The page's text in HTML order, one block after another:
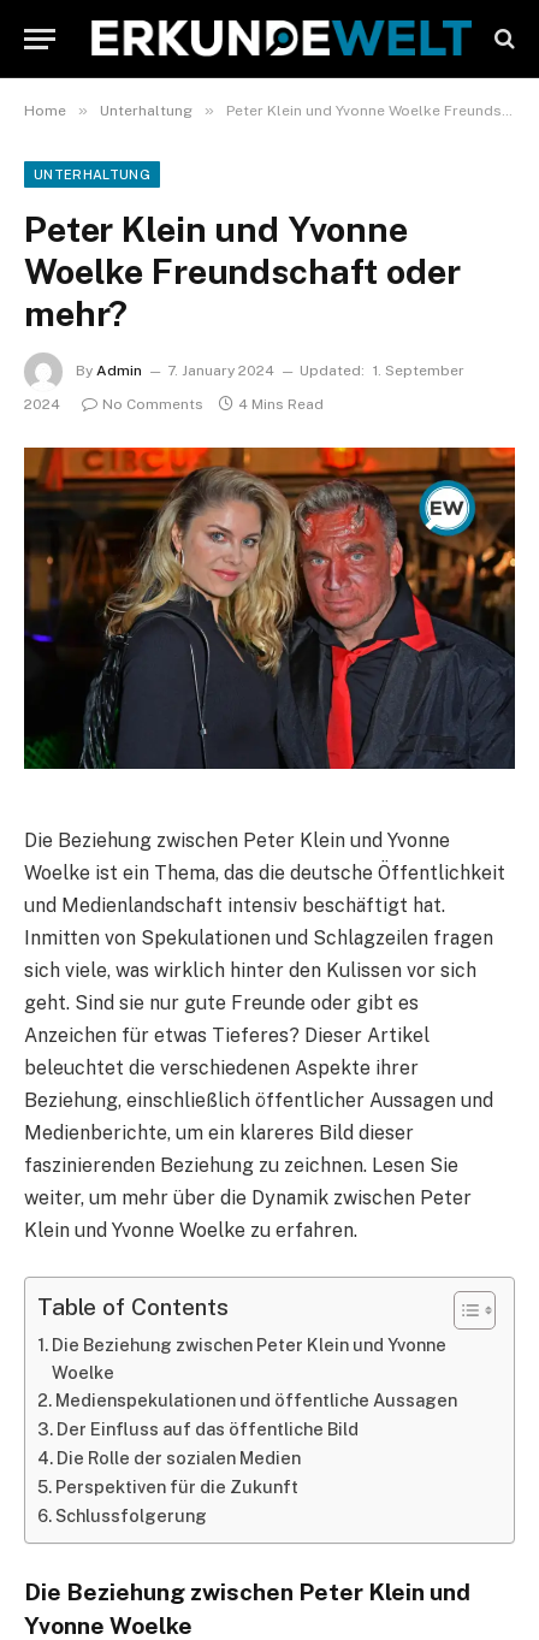
Home » Unterhaltung » Peter Klein und Yvonne Woelke Freundschaft oder mehr?
UNTERHALTUNG
Peter Klein und Yvonne
Woelke Freundschaft oder
mehr?
By Admin 7. January 2024 Updated: 1. September
2024
No Comments 4 Mins Read
Die Beziehung zwischen Peter Klein und Yvonne
Woelke ist ein Thema, das die deutsche Öffentlichkeit
und Medienlandschaft intensiv beschäftigt hat.
Inmitten von Spekulationen und Schlagzeilen fragen
sich viele, was wirklich hinter den Kulissen vor sich
geht. Sind sie nur gute Freunde oder gibt es
Anzeichen für etwas Tieferes? Dieser Artikel
beleuchtet die verschiedenen Aspekte ihrer
Beziehung, einschließlich öffentlicher Aussagen und
Medienberichte, um ein klareres Bild dieser
faszinierenden Beziehung zu zeichnen. Lesen Sie
weiter, um mehr über die Dynamik zwischen Peter
Klein und Yvonne Woelke zu erfahren.
Table of Contents
Die Beziehung zwischen Peter Klein und Yvonne
Woelke
Medienspekulationen und öffentliche Aussagen
Der Einfluss auf das öffentliche Bild
Die Rolle der sozialen Medien
Perspektiven für die Zukunft
Schlussfolgerung
Die Beziehung zwischen Peter Klein und
Yvonne Woelke